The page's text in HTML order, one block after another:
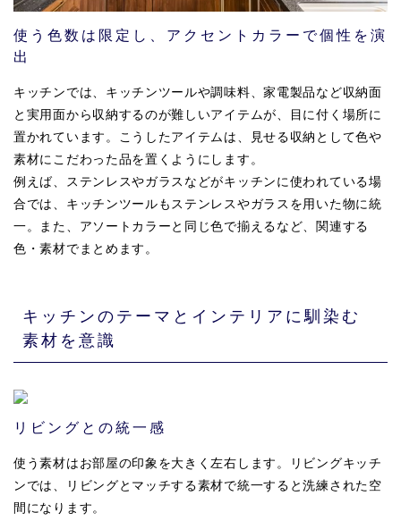
使う色数は限定し、アクセントカラーで個性を演
出
キッチンでは、キッチンツールや調味料、家電製品など収納面
と実用面から収納するのが難しいアイテムが、目に付く場所に
置かれています。こうしたアイテムは、見せる収納として色や
素材にこだわった品を置くようにします。
例えば、ステンレスやガラスなどがキッチンに使われている場
合では、キッチンツールもステンレスやガラスを用いた物に統
一。また、アソートカラーと同じ色で揃えるなど、関連する
色・素材でまとめます。
キッチンのテーマとインテリアに馴染む
素材を意識
リビングとの統一感
使う素材はお部屋の印象を大きく左右します。リビングキッチ
ンでは、リビングとマッチする素材で統一すると洗練された空
間になります。